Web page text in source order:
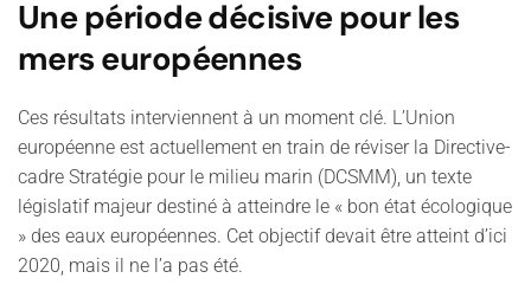
Une période décisive pour les
mers européennes
Ces résultats interviennent à un moment clé. L’Union
européenne est actuellement en train de réviser la Directive-
cadre Stratégie pour le milieu marin (DCSMM), un texte
législatif majeur destiné à atteindre le « bon état écologique
» des eaux européennes. Cet objectif devait être atteint d’ici
2020, mais il ne l’a pas été.